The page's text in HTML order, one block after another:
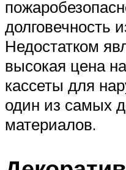
долговечность
Недостатком
высокая цена
кассеты для
один из самых
материалов.